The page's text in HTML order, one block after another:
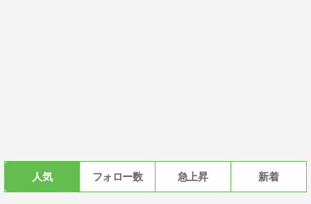
人気 フォロー数 急上昇 新着